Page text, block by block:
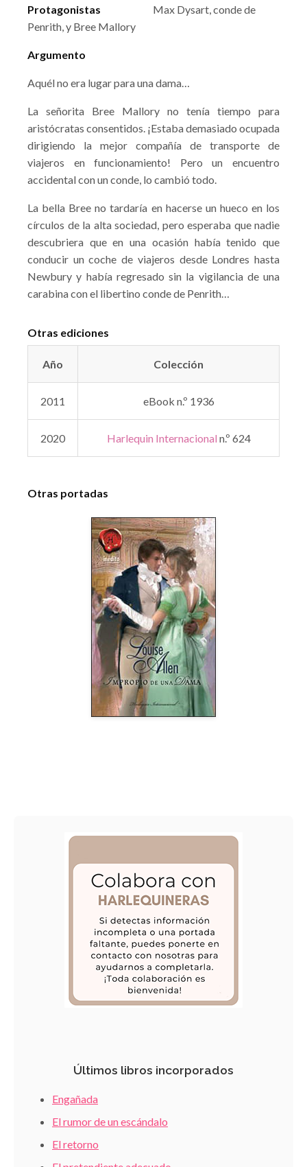
Protagonistas
Max Dysart, conde de
Penrith, y Bree Mallory
Argumento
Aquél no era lugar para una dama…
La señorita Bree Mallory no tenía tiempo para
aristócratas consentidos. ¡Estaba demasiado ocupada
dirigiendo la mejor compañía de transporte de
viajeros en funcionamiento! Pero un encuentro
accidental con un conde, lo cambió todo.
La bella Bree no tardaría en hacerse un hueco en los
círculos de la alta sociedad, pero esperaba que nadie
descubriera que en una ocasión había tenido que
conducir un coche de viajeros desde Londres hasta
Newbury y había regresado sin la vigilancia de una
carabina con el libertino conde de Penrith…
Otras ediciones
Año Colección
2011 eBook n.º 1936
2020 Harlequin Internacional n.º 624
Otras portadas
Últimos libros incorporados
Engañada
El rumor de un escándalo
El retorno